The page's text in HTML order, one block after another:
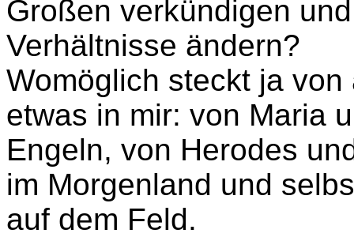
Großen verkündigen
Verhältnisse ändern?
Womöglich steckt ja
etwas in mir: von Maria
Engeln, von Herodes
im Morgenland und
auf dem Feld.